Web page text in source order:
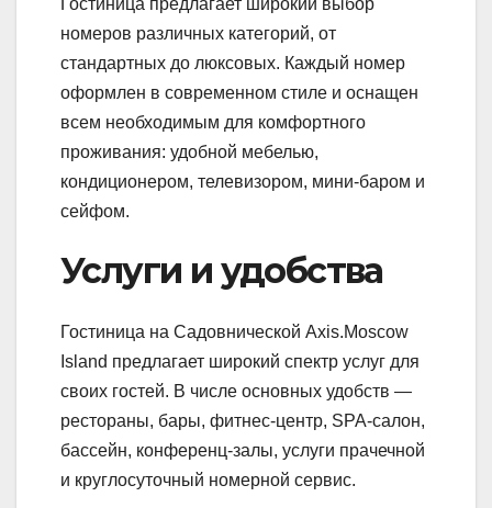
номеров различных категорий, от
стандартных до люксовых. Каждый номер
оформлен в современном стиле и оснащен
всем необходимым для комфортного
проживания: удобной мебелью,
кондиционером, телевизором, мини-баром и
сейфом.
Услуги и удобства
Гостиница на Садовнической Axis.Moscow
Island предлагает широкий спектр услуг для
своих гостей. В числе основных удобств —
рестораны, бары, фитнес-центр, SPA-салон,
бассейн, конференц-залы, услуги прачечной
и круглосуточный номерной сервис.